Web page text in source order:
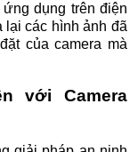
dụng trên điện
lại các hình ảnh đã
của camera mà
với Camera